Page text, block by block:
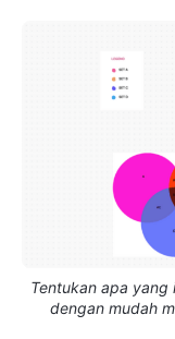
Tentukan apa yang
dengan mudah